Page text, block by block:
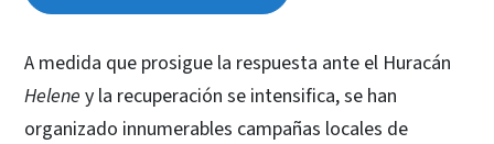
A medida que prosigue la respuesta ante el Huracán
Helene y la recuperación se intensifica, se han
organizado innumerables campañas locales de